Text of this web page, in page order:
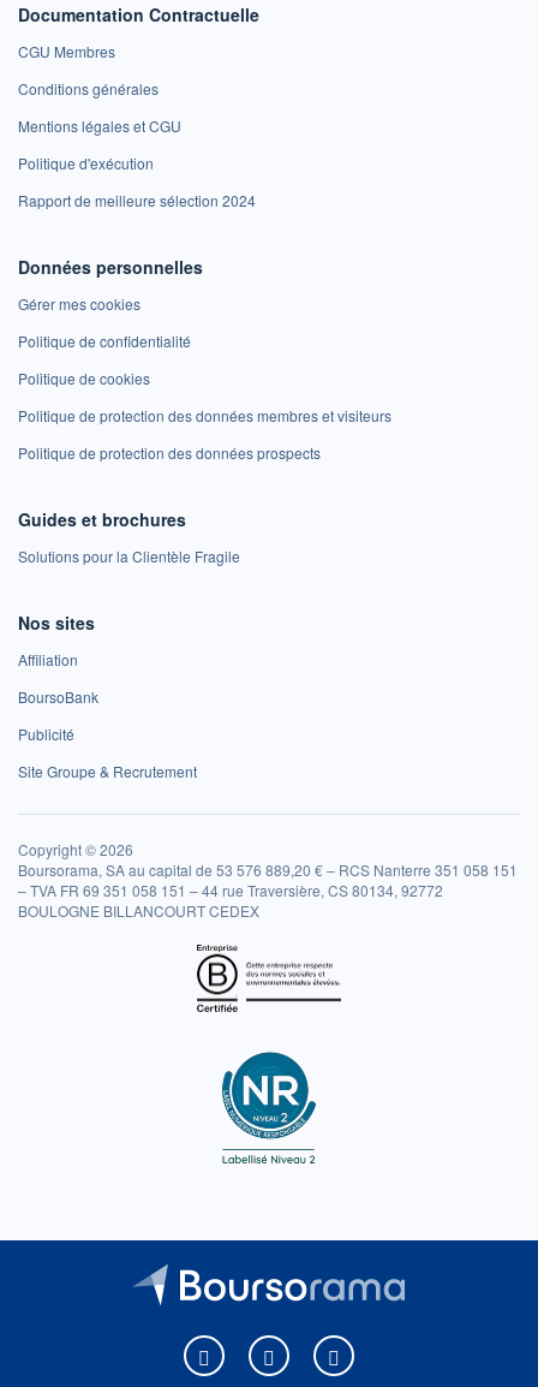
Documentation Contractuelle
CGU Membres
Conditions générales
Mentions légales et CGU
Politique d'exécution
Rapport de meilleure sélection 2024
Données personnelles
Gérer mes cookies
Politique de confidentialité
Politique de cookies
Politique de protection des données membres et visiteurs
Politique de protection des données prospects
Guides et brochures
Solutions pour la Clientèle Fragile
Nos sites
Affiliation
BoursoBank
Publicité
Site Groupe & Recrutement
Copyright © 2026
Boursorama, SA au capital de 53 576 889,20 € – RCS Nanterre 351 058 151
– TVA FR 69 351 058 151 – 44 rue Traversière, CS 80134, 92772
BOULOGNE BILLANCOURT CEDEX
Boursorama sur Facebook
Boursorama sur XBoursorama sur